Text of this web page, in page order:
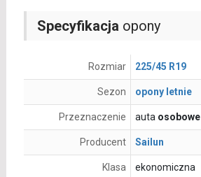
Specyfikacja opony
Rozmiar 225/45 R19
Sezon opony letnie
Przeznaczenie auta osobowe
Producent Sailun
Klasa ekonomiczna